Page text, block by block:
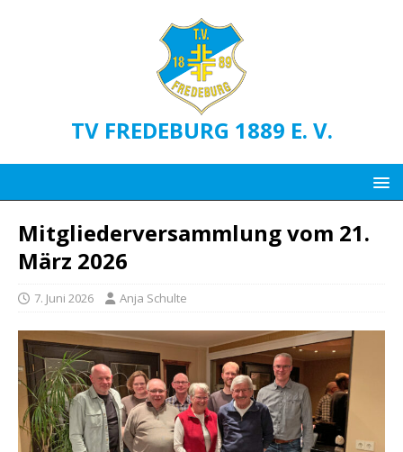
TV FREDEBURG 1889 E. V.
Mitgliederversammlung vom 21.
März 2026
7. Juni 2026 Anja Schulte